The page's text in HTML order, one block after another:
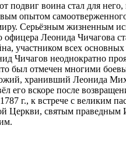
подвиг воина стал для него,
опытом
Серьёзным жизненным
офицера Леонида Чичагова
участником всех
Чичагов неоднократно
был отмечен многими
хранивший Леонида
его вскоре после
г., к встрече с великим
Церкви, святым праведным